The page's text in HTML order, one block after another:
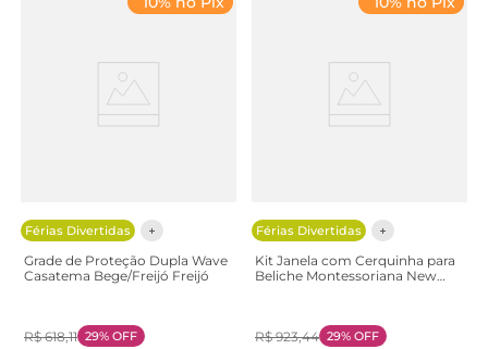
Férias Divertidas
Grade de Proteção Dupla Wave
Casatema Bege/Freijó Freijó
R$ 618,11 29% OFF
Férias Divertidas
Kit Janela com Cerquinha para
Beliche Montessoriana New
R$ 923,44 29% OFF